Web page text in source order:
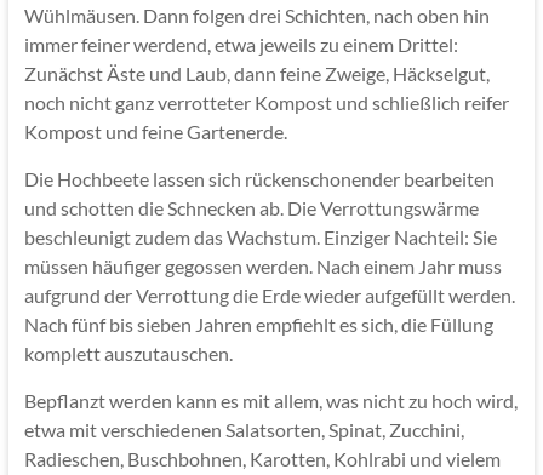
Wühlmäusen. Dann folgen drei Schichten, nach oben hin
immer feiner werdend, etwa jeweils zu einem Drittel:
Zunächst Äste und Laub, dann feine Zweige, Häckselgut,
noch nicht ganz verrotteter Kompost und schließlich reifer
Kompost und feine Gartenerde.
Die Hochbeete lassen sich rückenschonender bearbeiten
und schotten die Schnecken ab. Die Verrottungswärme
beschleunigt zudem das Wachstum. Einziger Nachteil: Sie
müssen häufiger gegossen werden. Nach einem Jahr muss
aufgrund der Verrottung die Erde wieder aufgefüllt werden.
Nach fünf bis sieben Jahren empfiehlt es sich, die Füllung
komplett auszutauschen.
Bepflanzt werden kann es mit allem, was nicht zu hoch wird,
etwa mit verschiedenen Salatsorten, Spinat, Zucchini,
Radieschen, Buschbohnen, Karotten, Kohlrabi und vielem